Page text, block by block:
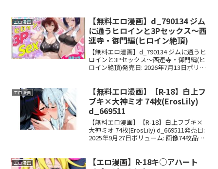
エロ漫画
【無料エロ漫画】d_790134 ジム
に通うヒロインと3Pセックス〜西
連寺・御門編(ヒロイン絶頂)
【無料エロ漫画】d_790134 ジムに通うヒ
ロインと3Pセックス〜西連寺・御門編(ヒ
ロイン絶頂)発売日: 2026年7月13日ボリュ
け, 3P...
エロ漫画
【無料エロ漫画】【R-18】白上フ
ブキ×大神ミオ 74枚(ErosLily)
d_669511
【無料エロ漫画】【R-18】白上フブキ×
大神ミオ 74枚(ErosLily) d_669511発売日:
2025年9月27日ボリューム: 画像74枚品番:
エロ漫画
【エロ漫画】R-18キ○アハート